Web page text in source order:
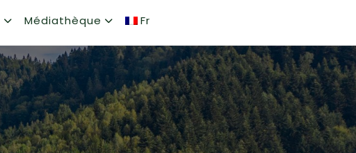
Médiathèque Fr